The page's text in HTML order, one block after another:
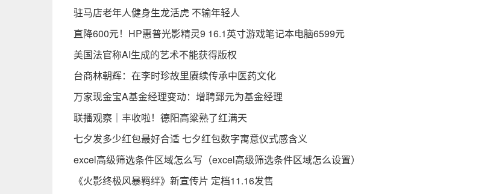
驻马店老年人健身生龙活虎 不输年轻人
直降600元！HP惠普光影精灵9 16.1英寸游戏笔记本电脑6599元
美国法官称AI生成的艺术不能获得版权
台商林朝辉：在李时珍故里赓续传承中医药文化
万家现金宝A基金经理变动：增聘郅元为基金经理
联播观察｜丰收啦！德阳高粱熟了红满天
七夕发多少红包最好合适 七夕红包数字寓意仪式感含义
excel高级筛选条件区域怎么写（excel高级筛选条件区域怎么设置）
《火影终极风暴羁绊》新宣传片 定档11.16发售